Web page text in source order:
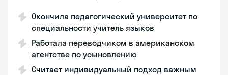
Окончила педагогический университет по
специальности учитель языков
Работала переводчиком в американском
агентстве по усыновлению
Считает индивидуальный подход важным